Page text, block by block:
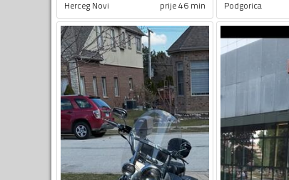
Herceg Novi prije 46 min Podgorica